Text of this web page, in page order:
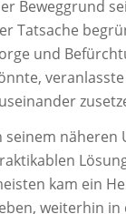
Beweggrund
Tatsache
und
seinem näheren
kam ein
weiterhin in